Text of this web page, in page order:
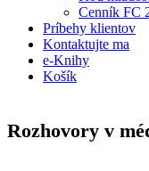
Cenník FC
Príbehy klientov
Kontaktujte ma
e-Knihy
Košík
Rozhovory v